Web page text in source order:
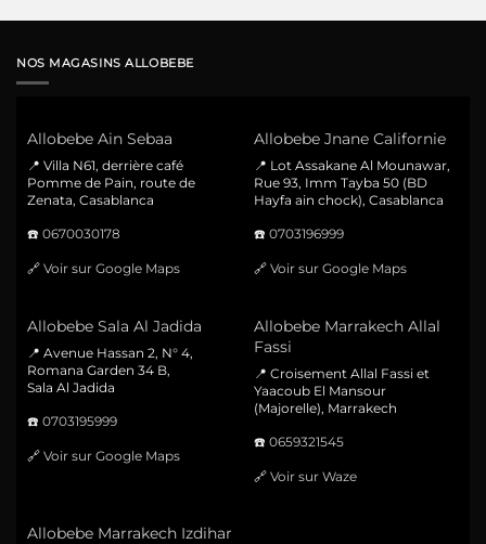
NOS MAGASINS ALLOBEBE
Allobebe Ain Sebaa
📍 Villa N61, derrière café
Pomme de Pain, route de
Zenata, Casablanca
☎️ 0670030178
🔗 Voir sur Google Maps
Allobebe Jnane Californie
📍 Lot Assakane Al Mounawar,
Rue 93, Imm Tayba 50 (BD
Hayfa ain chock), Casablanca
☎️ 0703196999
🔗 Voir sur Google Maps
Allobebe Sala Al Jadida
📍 Avenue Hassan 2, N° 4,
Romana Garden 34 B,
Sala Al Jadida
☎️ 0703195999
🔗 Voir sur Google Maps
Allobebe Marrakech Allal
Fassi
📍 Croisement Allal Fassi et
Yaacoub El Mansour
(Majorelle), Marrakech
☎️ 0659321545
🔗 Voir sur Waze
Allobebe Marrakech Izdihar